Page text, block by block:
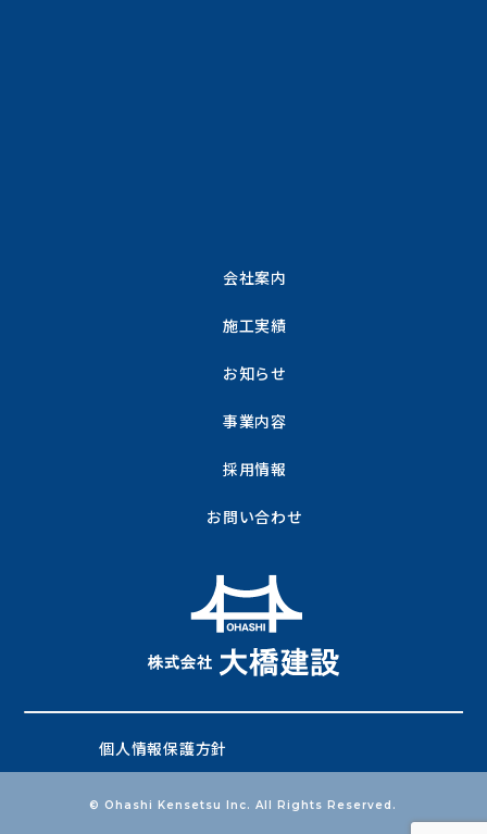
会社案内
施工実績
お知らせ
事業内容
採用情報
お問い合わせ
個人情報保護方針
© Ohashi Kensetsu Inc. All Rights Reserved.